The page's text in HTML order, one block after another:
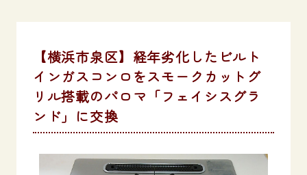
【横浜市泉区】経年劣化したビルト
インガスコンロをスモークカットグ
リル搭載のパロマ「フェイシスグラ
ンド」に交換